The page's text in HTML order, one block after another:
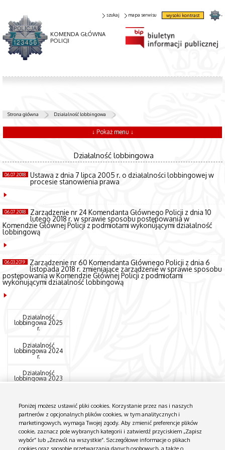
KOMENDA GŁÓWNA
POLICJI
szukaj mapa serwisu wysoki kontrast -
Strona główna Działalność lobbingowa
↓ Pokaż menu ↓
Działalność lobbingowa
06.07.2018 Ustawa z dnia 7 lipca 2005 r. o działalności lobbingowej w
procesie stanowienia prawa
06.07.2018 Zarządzenie nr 24 Komendanta Głównego Policji z dnia 10
lutego 2018 r. w sprawie sposobu postępowania w
Komendzie Głównej Policji z podmiotami wykonującymi działalność
lobbingową
06.03.2019 Zarządzenie nr 60 Komendanta Głównego Policji z dnia 6
listopada 2018 r. zmieniające zarządzenie w sprawie sposobu
postępowania w Komendzie Głównej Policji z podmiotami
wykonującymi działalność lobbingową
Działalność
lobbingowa 2025
r.
Działalność
lobbingowa 2024
r.
Działalność
lobbingowa 2023
r.
lobbingowa 2022
r.
Działalność
lobbingowa 2021 r.
Poniżej możesz ustawić pliki cookies. Korzystanie przez nas i naszych
partnerów z opcjonalnych plików cookies, w tym analitycznych i
marketingowych, wymaga Twojej zgody. Aby zmienić preferencje plików
cookie, zaznacz pole wybranych kategorii i zatwierdź przyciskiem „Zapisz
wybór” lub „Zezwól na wszystkie”. Szczegółowe informacje o plikach
cookies oraz sposobie przetwarzania danych osobowych, a także o